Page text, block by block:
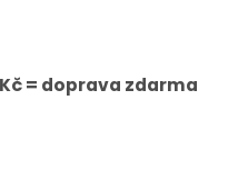
= doprava zdarma